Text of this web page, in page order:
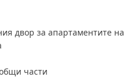
двор за апартаментите
части